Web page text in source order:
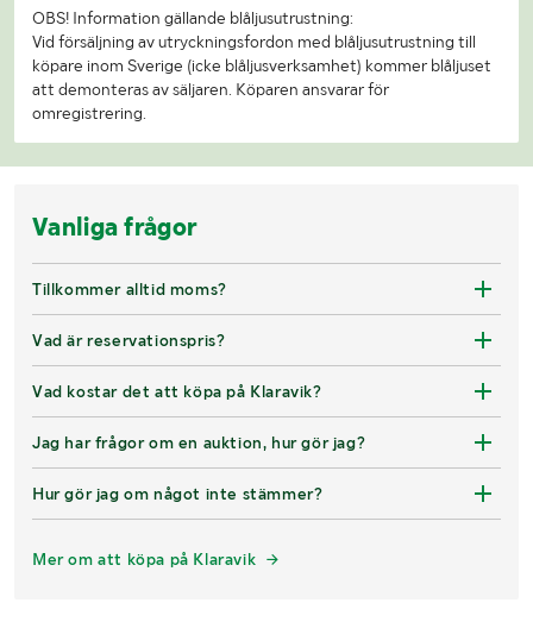
OBS! Information gällande blåljusutrustning:
Vid försäljning av utryckningsfordon med blåljusutrustning till
köpare inom Sverige (icke blåljusverksamhet) kommer blåljuset
att demonteras av säljaren. Köparen ansvarar för
omregistrering.
Vanliga frågor
Tillkommer alltid moms?
Vad är reservationspris?
Vad kostar det att köpa på Klaravik?
Jag har frågor om en auktion, hur gör jag?
Hur gör jag om något inte stämmer?
Mer om att köpa på Klaravik